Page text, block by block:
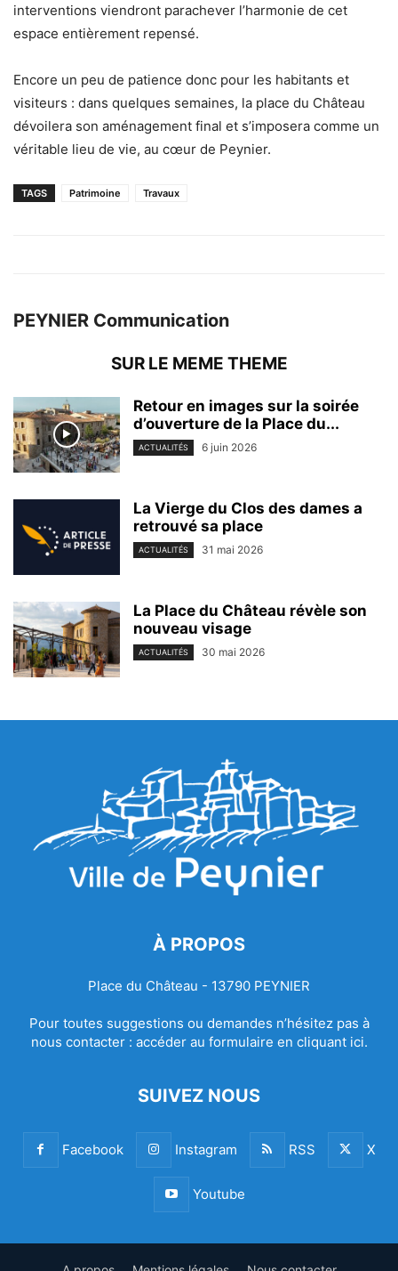
interventions viendront parachever l’harmonie de cet
espace entièrement repensé.
Encore un peu de patience donc pour les habitants et
visiteurs : dans quelques semaines, la place du Château
dévoilera son aménagement final et s’imposera comme un
véritable lieu de vie, au cœur de Peynier.
TAGS Patrimoine Travaux
PEYNIER Communication
SUR LE MEME THEME
Retour en images sur la soirée
d’ouverture de la Place du...
ACTUALITÉS 6 juin 2026
La Vierge du Clos des dames a
retrouvé sa place
ACTUALITÉS 31 mai 2026
La Place du Château révèle son
nouveau visage
ACTUALITÉS 30 mai 2026
À PROPOS
Place du Château - 13790 PEYNIER
Pour toutes suggestions ou demandes n’hésitez pas à
nous contacter : accéder au formulaire en cliquant ici.
SUIVEZ NOUS
Facebook Instagram RSS X
Youtube